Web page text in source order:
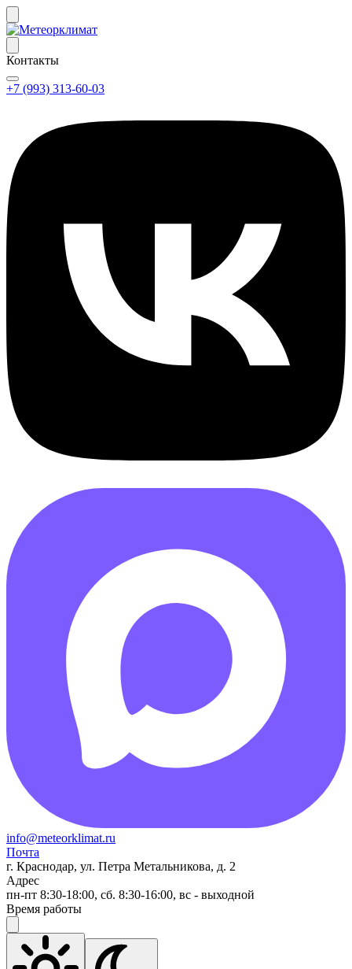
Контакты
+7 (993) 313-60-03
info@meteorklimat.ru
Почта
г. Краснодар, ул. Петра Метальникова, д. 2
Адрес
пн-пт 8:30-18:00, сб. 8:30-16:00, вс - выходной
Время работы